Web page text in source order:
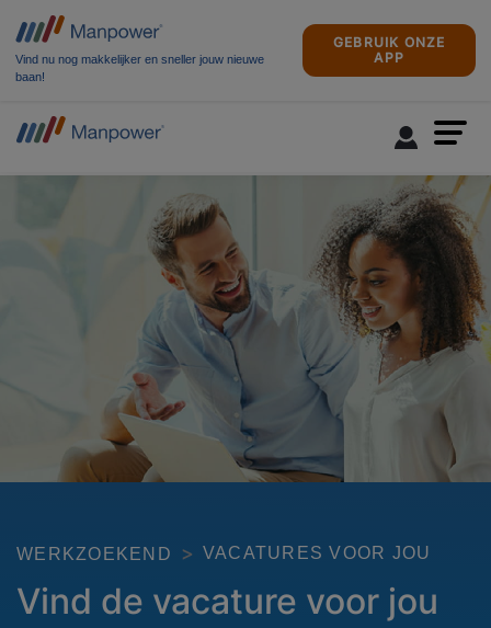
Vind nu nog makkelijker en sneller jouw nieuwe
baan!
GEBRUIK ONZE
APP
WERKZOEKEND VACATURES VOOR JOU
Vind de vacature voor jou